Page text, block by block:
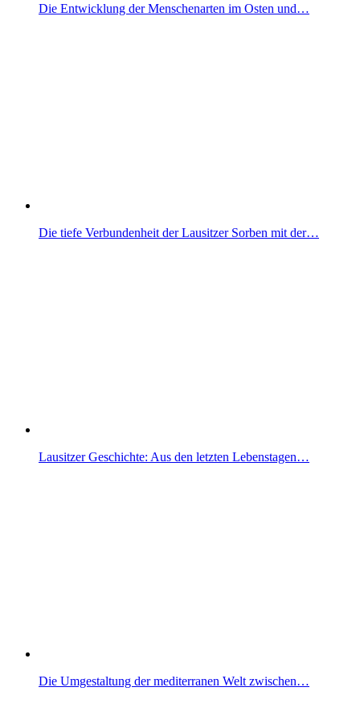
Die Entwicklung der Menschenarten im Osten und…
Die tiefe Verbundenheit der Lausitzer Sorben mit der…
Lausitzer Geschichte: Aus den letzten Lebenstagen…
Die Umgestaltung der mediterranen Welt zwischen…